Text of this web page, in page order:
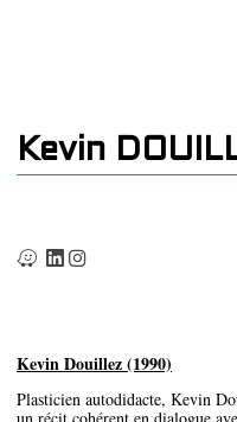
Kevin
Kevin Douillez (1990)
Plasticien autodidacte, Kevin